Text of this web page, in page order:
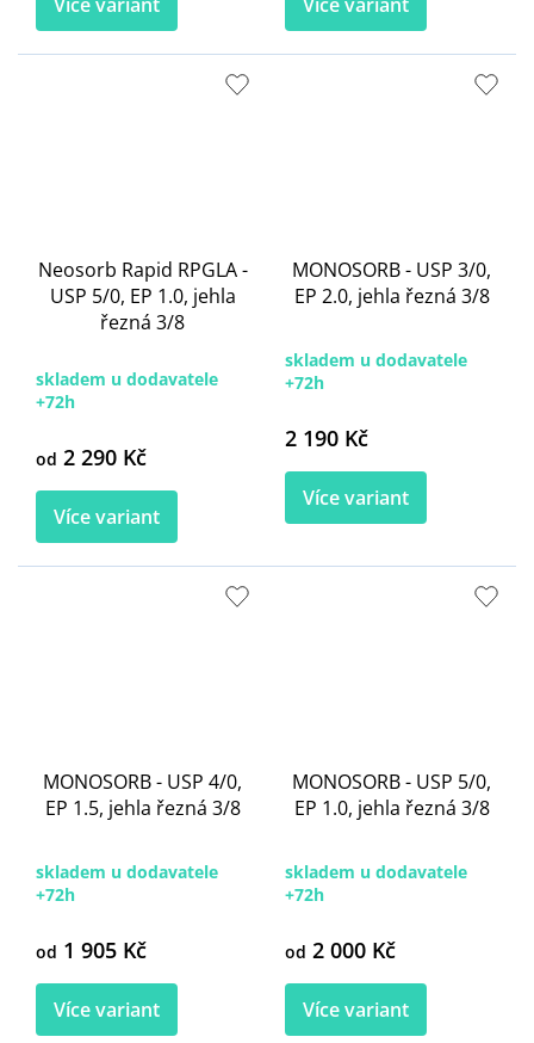
Více variant Více variant
Neosorb Rapid RPGLA -
USP 5/0, EP 1.0, jehla
řezná 3/8
skladem u dodavatele
+72h
od 2 290 Kč
Více variant
MONOSORB - USP 3/0,
EP 2.0, jehla řezná 3/8
skladem u dodavatele
+72h
2 190 Kč
Více variant
MONOSORB - USP 4/0,
EP 1.5, jehla řezná 3/8
skladem u dodavatele
+72h
od 1 905 Kč
Více variant
MONOSORB - USP 5/0,
EP 1.0, jehla řezná 3/8
skladem u dodavatele
+72h
od 2 000 Kč
Více variant